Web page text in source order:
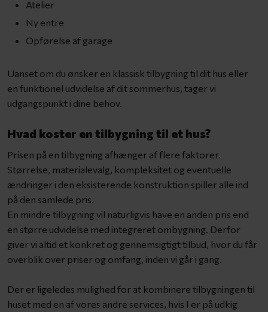
Atelier
Ny entre
Opførelse af garage
Uanset om du ønsker en klassisk tilbygning til dit hus eller
en funktionel udvidelse af dit sommerhus, tager vi
udgangspunkt i dine behov.
Hvad koster en tilbygning til et hus?
Prisen på en tilbygning afhænger af flere faktorer.
Størrelse, materialevalg, kompleksitet og eventuelle
ændringer i den eksisterende konstruktion spiller alle ind
på den samlede pris.
En mindre tilbygning vil naturligvis have en anden pris end
en større udvidelse med integreret ombygning. Derfor
giver vi altid et konkret og gennemsigtigt tilbud, hvor du får
overblik over priser og omfang, inden vi går i gang.
Der er ligeledes mulighed for at kombinere tilbygningen til
huset med en af vores andre services, hvis I er på udkig